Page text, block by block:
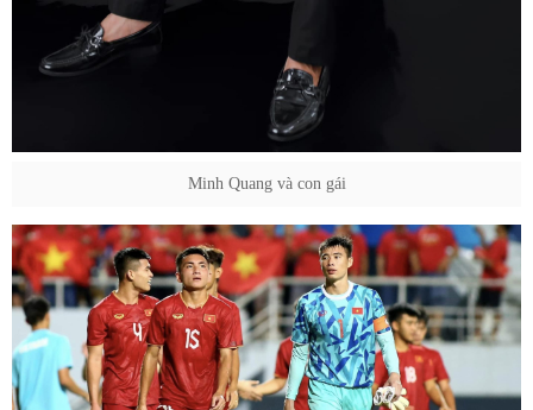
Minh Quang và con gái